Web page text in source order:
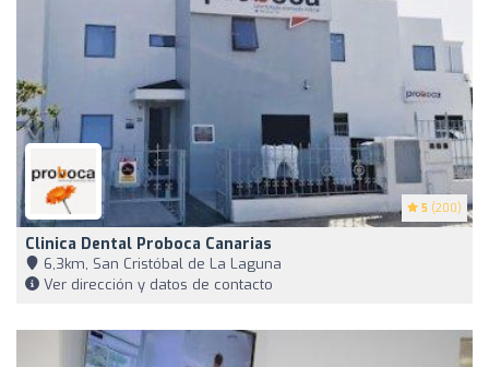
5 (200)
Clinica Dental Proboca Canarias
6,3km, San Cristóbal de La Laguna
Ver dirección y datos de contacto